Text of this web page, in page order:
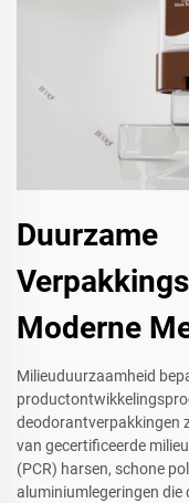
Duurzame
Moderne
Milieuduurzaamheid
deodorantverpakkingen
van gecertificeerde
(PCR) harsen, schone
aluminiumlegeringen die